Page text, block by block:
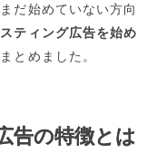
だ始めていない方向
スティング広告を始め
とめました。
告の特徴とは